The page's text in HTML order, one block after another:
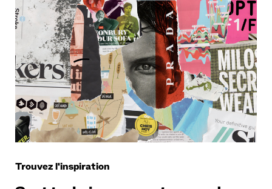
Trouvez l'inspiration